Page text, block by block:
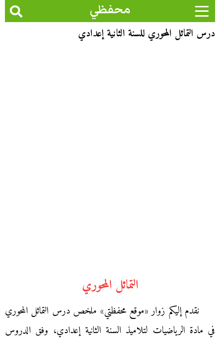
محفظي
درس التماثل المحوري للسنة الثانية إعدادي
التماثل المحوري
نقدم إليكم زوار «موقع محفظتي» ملخص درس التماثل المحوري
في مادة الرياضيات لتلاميذ السنة الثانية إعدادي، وفق الدروس